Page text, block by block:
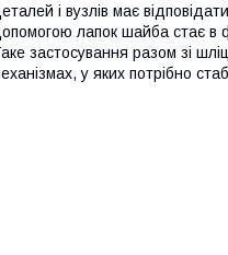
і вузлів має
лапок шайба стає в
застосування разом зі
у яких потрібно